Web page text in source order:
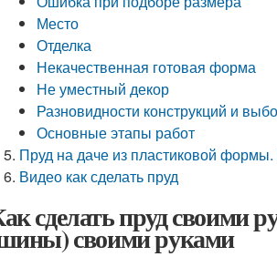
Место
Отделка
Некачественная готовая форма
Не уместный декор
Разновидности конструкций и
Основные этапы работ
Пруд на даче из пластиковой формы.
Видео как сделать пруд
сделать пруд своими
своими руками